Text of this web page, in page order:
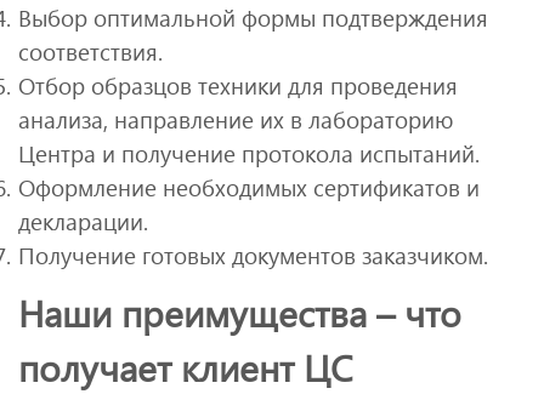
Выбор оптимальной формы подтверждения
соответствия.
Отбор образцов техники для проведения
анализа, направление их в лабораторию
Центра и получение протокола испытаний.
Оформление необходимых сертификатов и
декларации.
Получение готовых документов заказчиком.
Наши преимущества – что
получает клиент ЦС